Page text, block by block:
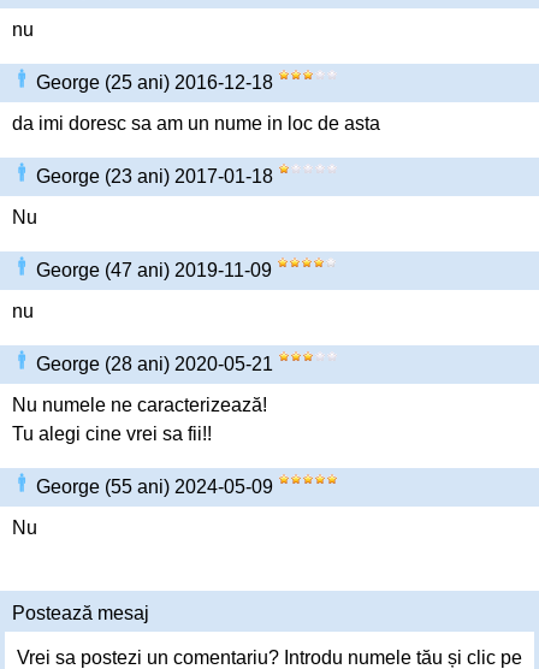
nu
George (25 ani) 2016-12-18
da imi doresc sa am un nume in loc de asta
George (23 ani) 2017-01-18
Nu
George (47 ani) 2019-11-09
nu
George (28 ani) 2020-05-21
Nu numele ne caracterizează!
Tu alegi cine vrei sa fii!!
George (55 ani) 2024-05-09
Nu
Postează mesaj
Vrei sa postezi un comentariu? Introdu numele tău și clic pe